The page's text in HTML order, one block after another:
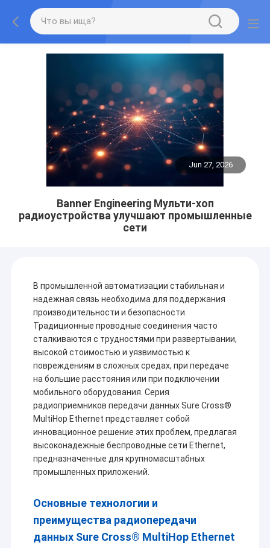
Jun 27, 2026
Banner Engineering Мульти-хоп
радиоустройства улучшают промышленные
сети
В промышленной автоматизации стабильная и
надежная связь необходима для поддержания
производительности и безопасности.
Традиционные проводные соединения часто
сталкиваются с трудностями при развертывании,
высокой стоимостью и уязвимостью к
повреждениям в сложных средах, при передаче
на большие расстояния или при подключении
мобильного оборудования. Серия
радиоприемников передачи данных Sure Cross®
MultiHop Ethernet представляет собой
инновационное решение этих проблем, предлагая
высоконадежные беспроводные сети Ethernet,
предназначенные для крупномасштабных
промышленных приложений.
Основные технологии и
преимущества радиопередачи
данных Sure Cross® MultiHop Ethernet